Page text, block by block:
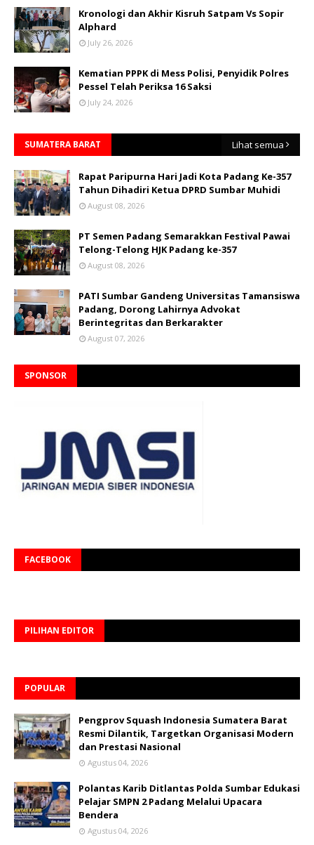
Kronologi dan Akhir Kisruh Satpam Vs Sopir
Alphard
July 26, 2026
Kematian PPPK di Mess Polisi, Penyidik Polres
Pessel Telah Periksa 16 Saksi
July 24, 2026
SUMATERA BARAT Lihat semua
Rapat Paripurna Hari Jadi Kota Padang Ke-357
Tahun Dihadiri Ketua DPRD Sumbar Muhidi
August 08, 2026
PT Semen Padang Semarakkan Festival Pawai
Telong-Telong HJK Padang ke-357
August 08, 2026
PATI Sumbar Gandeng Universitas Tamansiswa
Padang, Dorong Lahirnya Advokat
Berintegritas dan Berkarakter
August 07, 2026
SPONSOR
FACEBOOK
PILIHAN EDITOR
POPULAR
Pengprov Squash Indonesia Sumatera Barat
Resmi Dilantik, Targetkan Organisasi Modern
dan Prestasi Nasional
Agustus 04, 2026
Polantas Karib Ditlantas Polda Sumbar Edukasi
Pelajar SMPN 2 Padang Melalui Upacara
Bendera
Agustus 04, 2026